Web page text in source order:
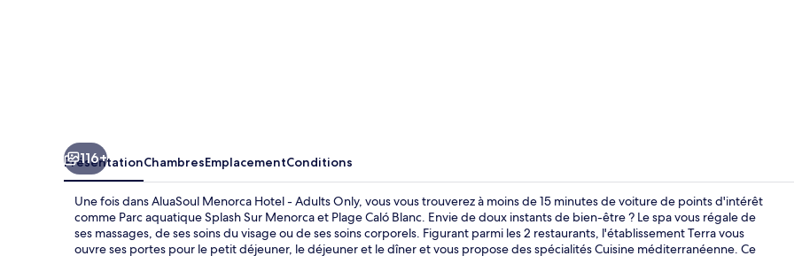
Plage à
116+
PrésentationChambresEmplacementConditions
Une fois dans AluaSoul Menorca Hotel - Adults Only, vous vous trouverez à moins de 15 minutes de voiture de points d'intérêt
comme Parc aquatique Splash Sur Menorca et Plage Caló Blanc. Envie de doux instants de bien-être ? Le spa vous régale de
ses massages, de ses soins du visage ou de ses soins corporels. Figurant parmi les 2 restaurants, l'établissement Terra vous
ouvre ses portes pour le petit déjeuner, le déjeuner et le dîner et vous propose des spécialités Cuisine méditerranéenne. Ce